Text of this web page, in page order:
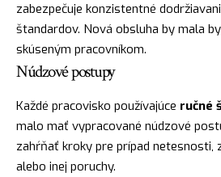
zabezpečuje konzistentné
štandardov. Nová obsluha by mala
skúseným pracovníkom.
Núdzové postupy
Každé pracovisko používajúce ručné
malo mať vypracované núdzové
zahŕňať kroky pre prípad netesnosti,
alebo inej poruchy.